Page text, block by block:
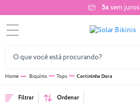
5xsem juros
Biquínis Tops Cortininha Dora
Filtrar Ordenar